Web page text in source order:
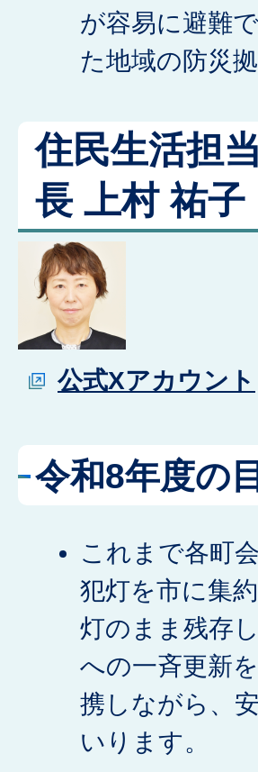
が容易に避難
た地域の防災
住民生活担
長 上村 祐子
公式Xアカウント
令和8年度の
これまで各町
犯灯を市に集
灯のまま残存
への一斉更新
携しながら、
いります。